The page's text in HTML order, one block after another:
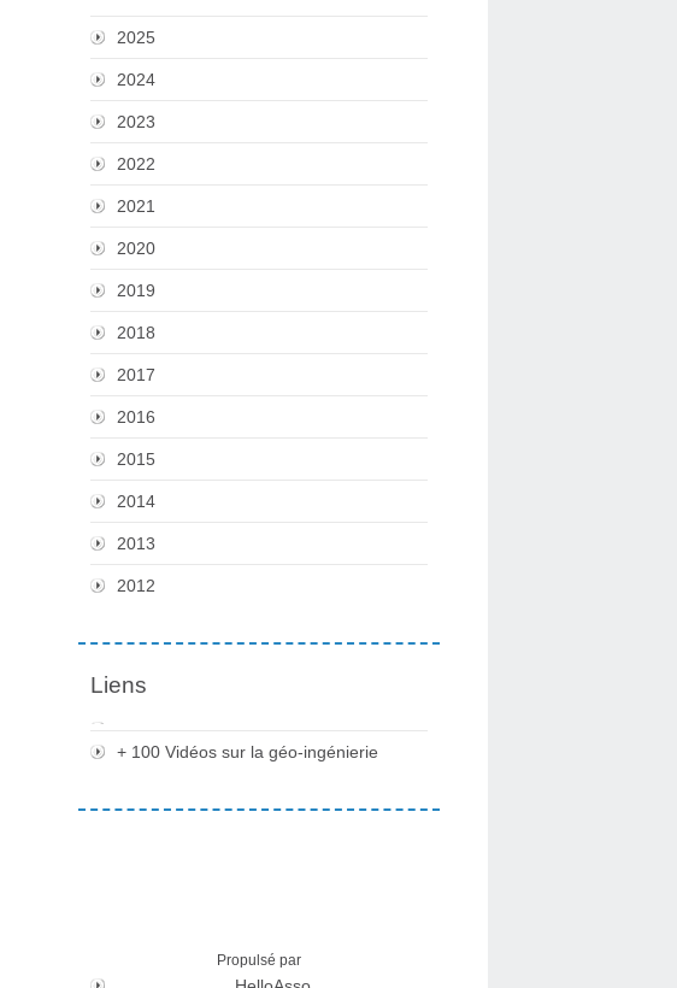
2025
2024
2023
2022
2021
2020
2019
2018
2017
2016
2015
2014
2013
2012
Liens
+ 100 Vidéos sur la géo-ingénierie
Propulsé par